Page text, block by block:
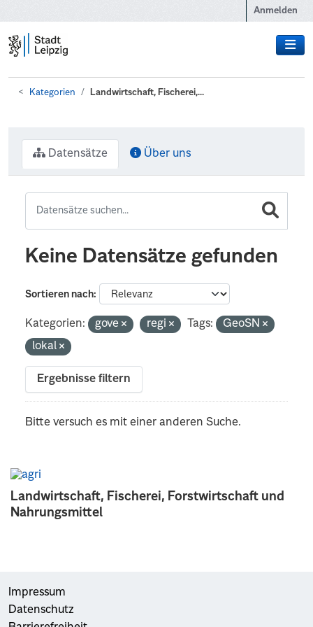
Anmelden
Kategorien Landwirtschaft, Fischerei,...
Landwirtschaft, Fischerei, Forstwirtschaft und
Nahrungsmittel
Datensätze Über uns
Keine Datensätze gefunden
Sortieren nach
Kategorien: gove regi Tags:
GeoSN
lokal
Ergebnisse filtern
Bitte versuch es mit einer anderen Suche.
Impressum
Datenschutz